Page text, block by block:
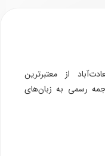
از معتبرترین
رسمی به زبان‌های